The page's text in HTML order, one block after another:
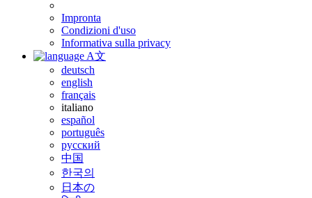
Impronta
Condizioni d'uso
Informativa sulla privacy
A文
deutsch
english
français
italiano
español
português
русский
中国
한국의
日本の